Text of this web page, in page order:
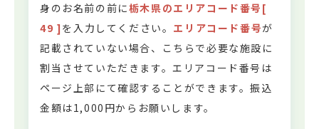
身のお名前の前に栃木県のエリアコード番号[
49 ] を入力してください。 エリアコード番号が
記載されていない場合、こちらで必要な施設に
割当させていただきます。エリアコード番号は
ページ上部にて確認することができます。振込
金額は1,000円からお願いします。